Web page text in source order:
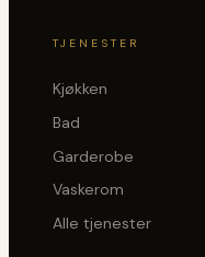
TJENESTER
Kjøkken
Bad
Garderobe
Vaskerom
Alle tjenester